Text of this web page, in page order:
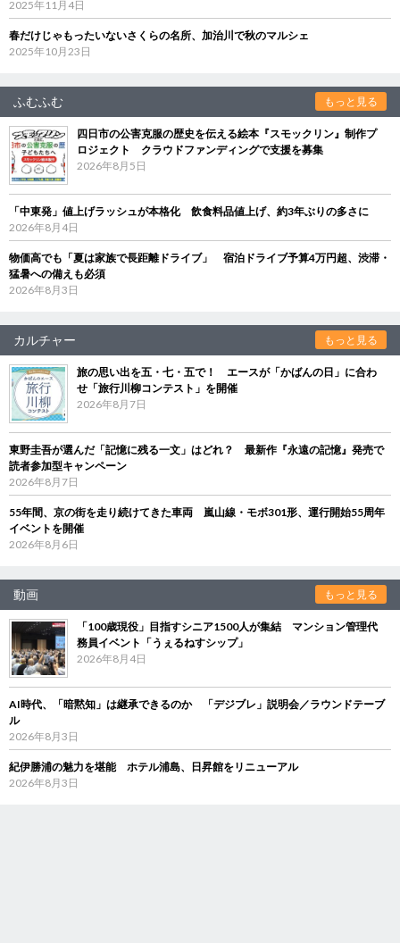
2025年11月4日
春だけじゃもったいないさくらの名所、加治川で秋のマルシェ
2025年10月23日
ふむふむ もっと見る
四日市の公害克服の歴史を伝える絵本『スモックリン』制作プ
ロジェクト クラウドファンディングで支援を募集
2026年8月5日
「中東発」値上げラッシュが本格化 飲食料品値上げ、約3年ぶりの多さに
2026年8月4日
物価高でも「夏は家族で長距離ドライブ」 宿泊ドライブ予算4万円超、渋滞・
猛暑への備えも必須
2026年8月3日
カルチャー もっと見る
旅の思い出を五・七・五で！ エースが「かばんの日」に合わ
せ「旅行川柳コンテスト」を開催
2026年8月7日
東野圭吾が選んだ「記憶に残る一文」はどれ？ 最新作『永遠の記憶』発売で
読者参加型キャンペーン
2026年8月7日
55年間、京の街を走り続けてきた車両 嵐山線・モボ301形、運行開始55周年
イベントを開催
2026年8月6日
動画 もっと見る
「100歳現役」目指すシニア1500人が集結 マンション管理代
務員イベント「うぇるねすシップ」
2026年8月4日
AI時代、「暗黙知」は継承できるのか 「デジブレ」説明会／ラウンドテーブ
ル
2026年8月3日
紀伊勝浦の魅力を堪能 ホテル浦島、日昇館をリニューアル
2026年8月3日